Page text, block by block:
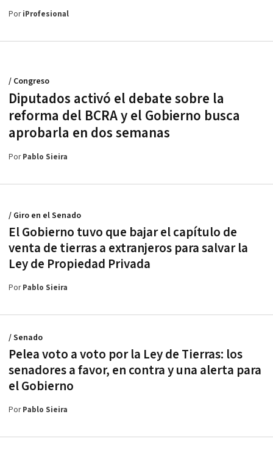
PoriProfesional
Diputados activó el debate sobre la
reforma del BCRA y el Gobierno busca
aprobarla en dos semanas
/ Congreso
PorPablo Sieira
El Gobierno tuvo que bajar el capítulo de
venta de tierras a extranjeros para salvar la
Ley de Propiedad Privada
/ Giro en el Senado
PorPablo Sieira
Pelea voto a voto por la Ley de Tierras: los
senadores a favor, en contra y una alerta para
el Gobierno
/ Senado
PorPablo Sieira